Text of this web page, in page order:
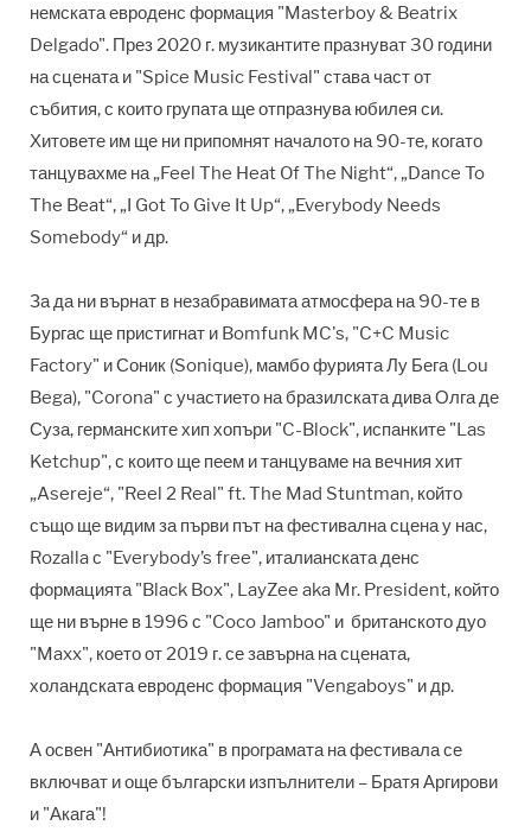
немската евроденс формация "Masterboy & Beatrix
Delgado". През 2020 г. музикантите празнуват 30 години
на сцената и "Spice Music Festival" става част от
събития, с които групата ще отпразнува юбилея си.
Хитовете им ще ни припомнят началото на 90-те, когато
танцувахме на „Feel The Heat Of The Night“, „Dance To
The Beat“, „I Got To Give It Up“, „Everybody Needs
Somebody“ и др.
За да ни върнат в незабравимата атмосфера на 90-те в
Бургас ще пристигнат и Bomfunk MC's, "C+C Music
Factory" и Соник (Sonique), мамбо фуриятаЛу Бега (Lou
Bega), "Corona" с участието на бразилската дива Олга де
Суза, германските хип хопъри "C-Block", испанките "Las
Ketchup", с които ще пеем и танцуваме на вечния хит
„Asereje“, "Reel 2 Real" ft. The Mad Stuntman, който
също ще видим за първи път на фестивална сцена у нас,
Rozalla с "Everybody’s free", италианската денс
формацията "Black Box", LayZee aka Mr. President, който
ще ни върне в 1996 с "Coco Jamboo" и британското дуо
"Maxx", което от 2019 г. се завърна на сцената,
холандската евроденс формация "Vengaboys" и др.
А освен "Антибиотика" в програмата на фестивала се
включват и още български изпълнители – Братя Аргирови
и "Акага"!